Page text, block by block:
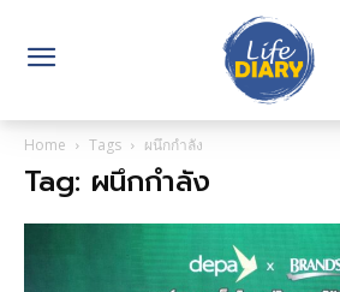
Home Tags ผนึกกำลัง
Tag: ผนึกกำลัง